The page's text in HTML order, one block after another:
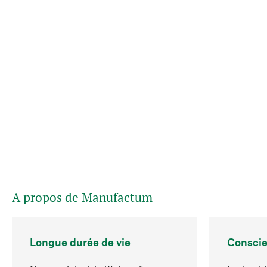
A propos de Manufactum
Longue durée de vie